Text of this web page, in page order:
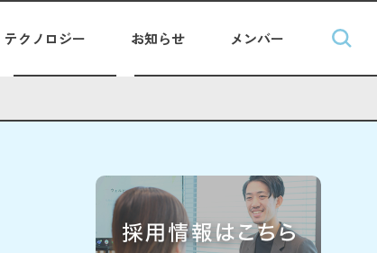
テクノロジー お知らせ メンバー